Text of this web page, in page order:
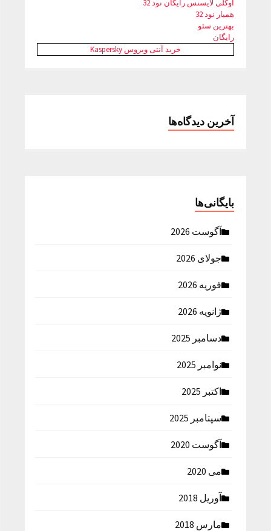
اوکلی لایسنس رایگان نود 32
همیار نود 32
بهترین سئو
رایگان
خرید آنتی ویروس Kaspersky
آخرین دیدگاه‌ها
بایگانی‌ها
آگوست 2026
جولای 2026
فوریه 2026
ژانویه 2026
دسامبر 2025
نوامبر 2025
اکتبر 2025
سپتامبر 2025
آگوست 2020
می 2020
آوریل 2018
مارس 2018